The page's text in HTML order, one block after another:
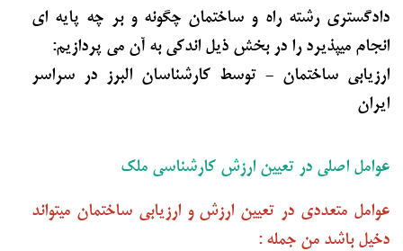
دادگستری رشته راه و ساختمان چگونه و بر چه پایه ای
انجام میپذیرد را در بخش ذیل اندکی به آن می پردازیم:
ارزیابی ساختمان - توسط کارشناسان البرز در سراسر
ایران
عوامل اصلی در تعیین ارزش کارشناسی ملک
عوامل متعددی در تعیین ارزش و ارزیابی ساختمان میتواند
دخیل باشد من جمله :